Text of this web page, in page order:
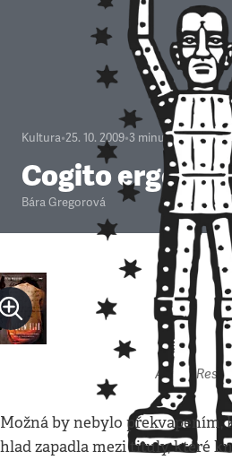
Kultura•25. 10. 2009•3 minuty
Cogito ergo
Bára Gregorová
Autor:
Možná by nebylo překvapením,
hlad zapadla mezi tituly, které